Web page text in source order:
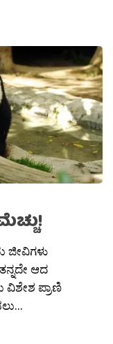
ಜೀವಿಗಳು
ಆದ
ವಿಶೇಶ ಪ್ರಾಣಿ